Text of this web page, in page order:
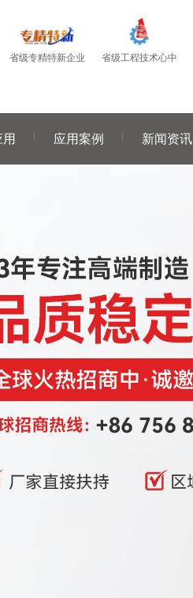
省级专精特新企业 省级工程技术心中
应用案例 新闻资讯